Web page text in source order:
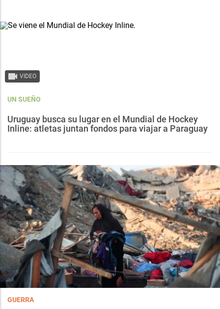
VIDEO
UN SUEÑO
Uruguay busca su lugar en el Mundial de Hockey
Inline: atletas juntan fondos para viajar a Paraguay
GUERRA